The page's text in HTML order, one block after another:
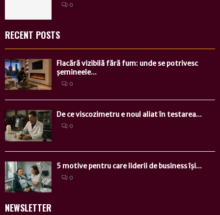
0
RECENT POSTS
Flacără vizibilă fără fum: unde se potrivesc
șemineele...
0
De ce viscozimetru e noul aliat în testarea...
0
5 motive pentru care liderii de business își...
0
NEWSLETTER